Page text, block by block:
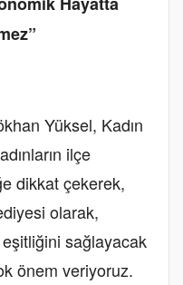
Yüksel, Kadın
ilçe
dikkat çekerek,
olarak,
eşitliğini sağlayacak
önem veriyoruz.